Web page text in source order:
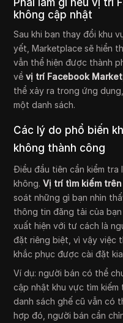
Phải làm gì nếu vị trí
không cập nhật
Sau khi bạn thay đổi khu
yết, Marketplace sẽ hiển
vẫn thể hiện được thành
vềvị trí Facebook
thể xảy ra trong ứng
một danh sách.
Các lý do phổ biến
không thành công
Điều đầu tiên cần kiểm
không.Vị trí tìm kiếm
soát những gì bạn nhìn
thông tin đăng tải của
xuất hiện với tư cách là
đặt riêng biệt, vì vậy việc
khắc phục được cài đặt
Ví dụ: người bán có thể
cập nhật khu vực tìm
danh sách ghế cũ vẫn có
hợp đó, người bán cần